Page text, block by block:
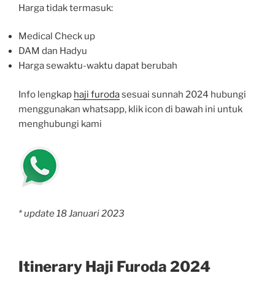
Harga tidak termasuk:
Medical Check up
DAM dan Hadyu
Harga sewaktu-waktu dapat berubah
Info lengkap haji furodasesuai sunnah 2024 hubungi
menggunakan whatsapp, klik icon di bawah ini untuk
menghubungi kami
* update 18 Januari 2023
Itinerary Haji Furoda 2024